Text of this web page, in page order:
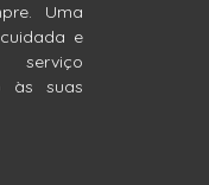
Uma
e
às suas